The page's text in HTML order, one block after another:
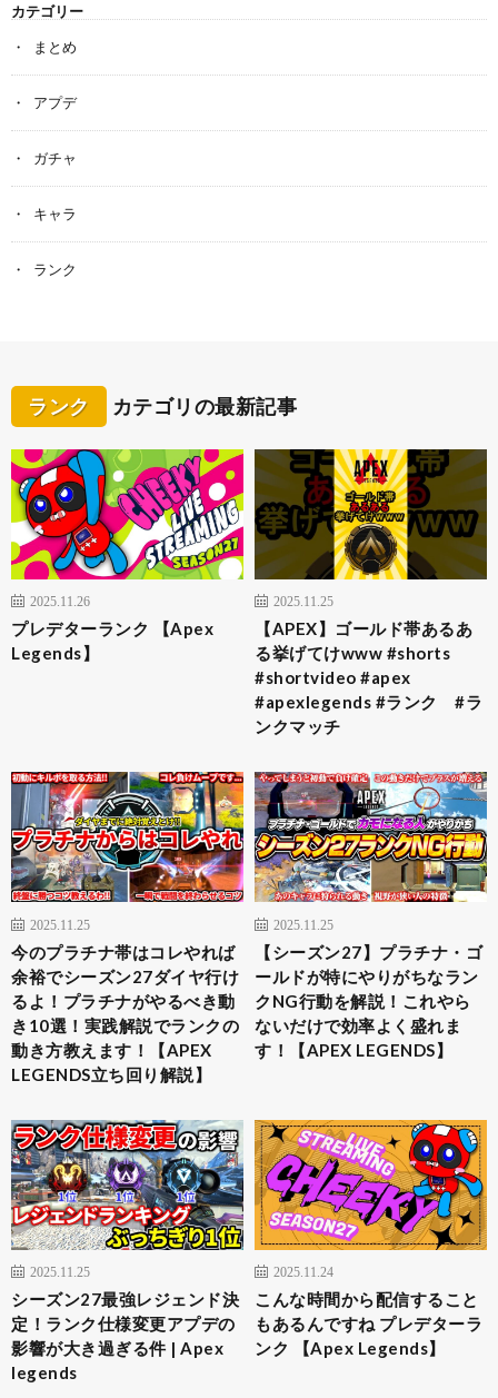
カテゴリー
まとめ
アプデ
ガチャ
キャラ
ランク
ランク カテゴリの最新記事
2025.11.26
プレデターランク 【Apex
Legends】
2025.11.25
【APEX】ゴールド帯あるあ
る挙げてけwww #shorts
#shortvideo #apex
#apexlegends #ランク #ラ
ンクマッチ
2025.11.25
今のプラチナ帯はコレやれば
余裕でシーズン27ダイヤ行け
るよ！プラチナがやるべき動
き10選！実践解説でランクの
動き方教えます！【APEX
LEGENDS立ち回り解説】
2025.11.25
【シーズン27】プラチナ・ゴ
ールドが特にやりがちなラン
クNG行動を解説！これやら
ないだけで効率よく盛れま
す！【APEX LEGENDS】
2025.11.25
シーズン27最強レジェンド決
定！ランク仕様変更アプデの
影響が大き過ぎる件 | Apex
legends
2025.11.24
こんな時間から配信すること
もあるんですね プレデターラ
ンク 【Apex Legends】